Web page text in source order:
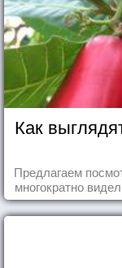
Как
Предлагаем
многократно